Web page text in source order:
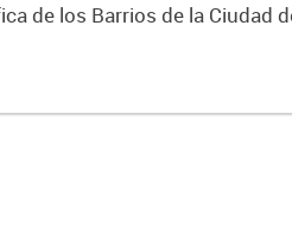
de los Barrios de la Ciudad